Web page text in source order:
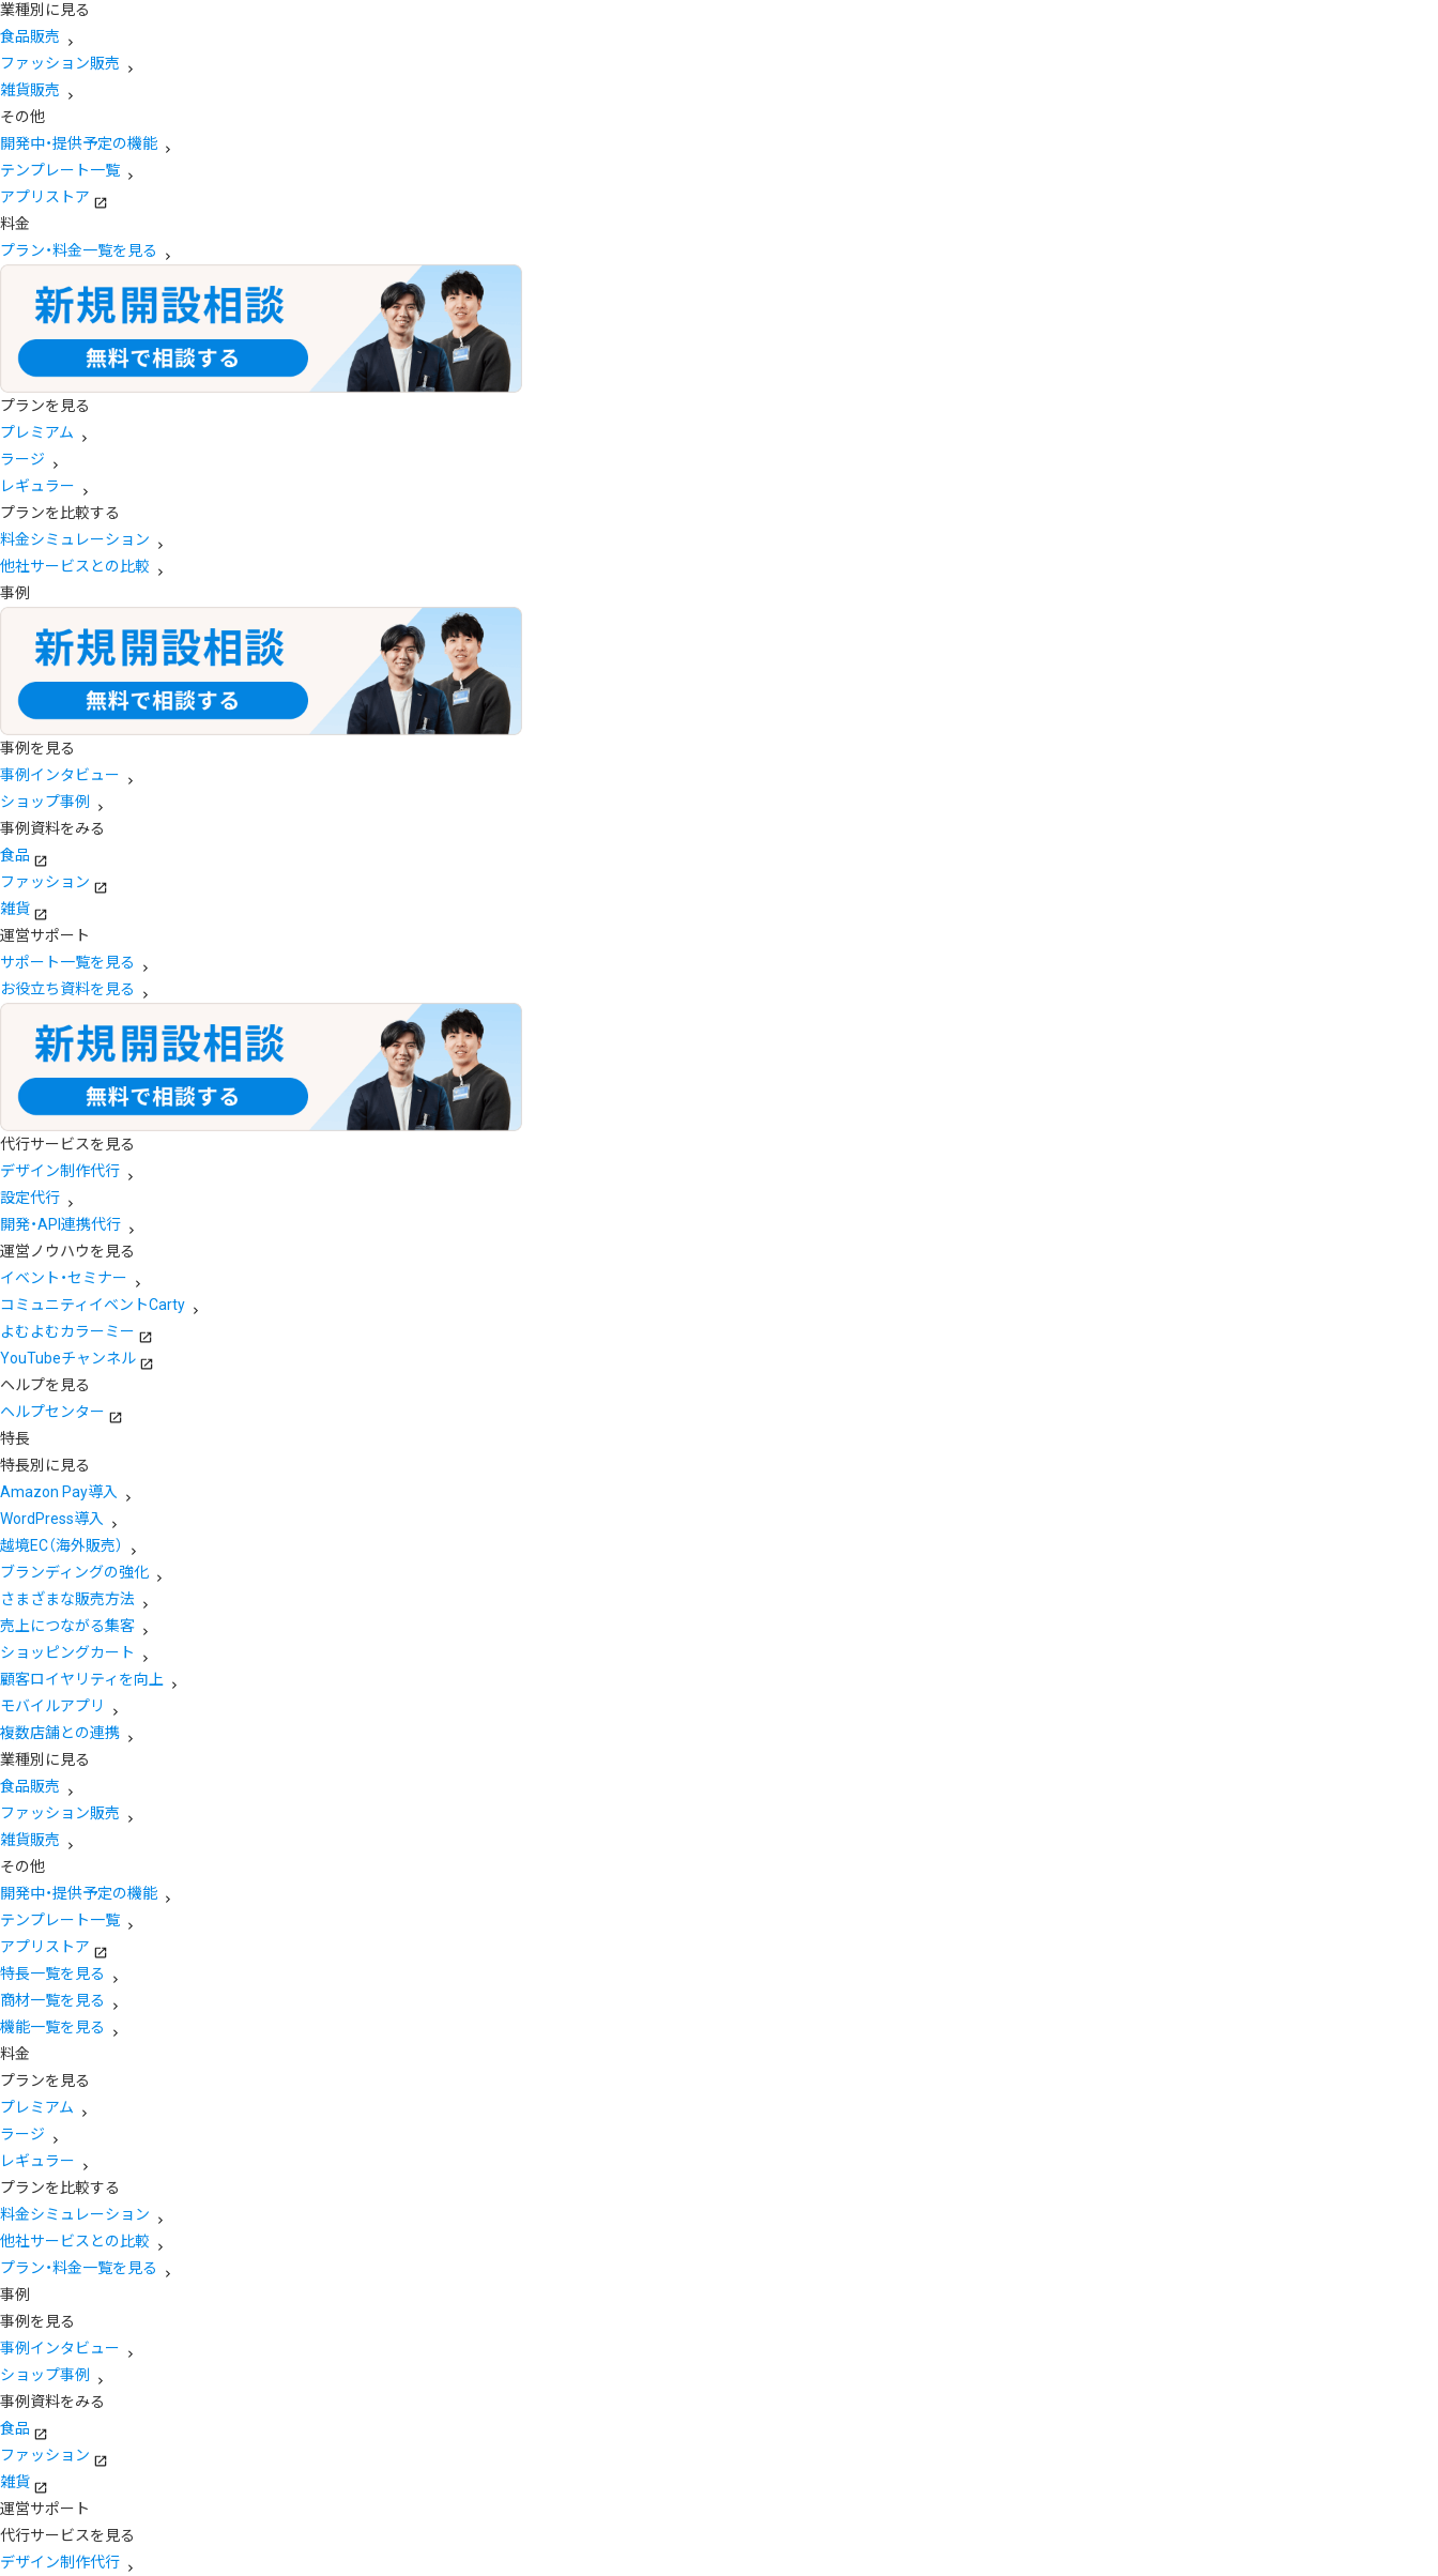
業種別に見る
食品販売
ファッション販売
雑貨販売
その他
開発中・提供予定の機能
テンプレート一覧
アプリストア
料金
プラン・料金一覧を見る
プランを見る
プレミアム
ラージ
レギュラー
プランを比較する
料金シミュレーション
他社サービスとの比較
事例
事例を見る
事例インタビュー
ショップ事例
事例資料をみる
食品
ファッション
雑貨
運営サポート
サポート一覧を見る
お役立ち資料を見る
代行サービスを見る
デザイン制作代行
設定代行
開発・API連携代行
運営ノウハウを見る
イベント・セミナー
コミュニティイベントCarty
よむよむカラーミー
YouTubeチャンネル
ヘルプを見る
ヘルプセンター
特長
特長別に見る
Amazon Pay導入
WordPress導入
越境EC（海外販売）
ブランディングの強化
さまざまな販売方法
売上につながる集客
ショッピングカート
顧客ロイヤリティを向上
モバイルアプリ
複数店舗との連携
業種別に見る
食品販売
ファッション販売
雑貨販売
その他
開発中・提供予定の機能
テンプレート一覧
アプリストア
特長一覧を見る
商材一覧を見る
機能一覧を見る
料金
プランを見る
プレミアム
ラージ
レギュラー
プランを比較する
料金シミュレーション
他社サービスとの比較
プラン・料金一覧を見る
事例
事例を見る
事例インタビュー
ショップ事例
事例資料をみる
食品
ファッション
雑貨
運営サポート
代行サービスを見る
デザイン制作代行